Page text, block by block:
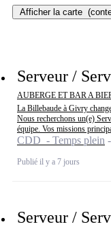
Afficher la carte
Serveur /
AUBERGE ET BAR A
La Billebaude à Givry
Nous recherchons un(e)
équipe. Vos missions
CDD - Temps plein
Publié il y a 7 jours
Serveur /